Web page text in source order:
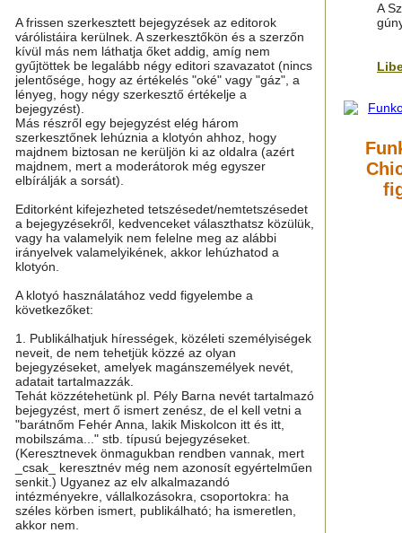
A frissen szerkesztett bejegyzések az editorok
várólistáira kerülnek. A szerkesztőkön és a szerzőn
kívül más nem láthatja őket addig, amíg nem
gyűjtöttek be legalább négy editori szavazatot (nincs
jelentősége, hogy az értékelés "oké" vagy "gáz", a
lényeg, hogy négy szerkesztő értékelje a
bejegyzést).
Más részről egy bejegyzést elég három
szerkesztőnek lehúznia a klotyón ahhoz, hogy
majdnem biztosan ne kerüljön ki az oldalra (azért
majdnem, mert a moderátorok még egyszer
elbírálják a sorsát).
Editorként kifejezheted tetszésedet/nemtetszésedet
a bejegyzésekről, kedvenceket választhatsz közülük,
vagy ha valamelyik nem felelne meg az alábbi
irányelvek valamelyikének, akkor lehúzhatod a
klotyón.
A klotyó használatához vedd figyelembe a
következőket:
1. Publikálhatjuk hírességek, közéleti személyiségek
neveit, de nem tehetjük közzé az olyan
bejegyzéseket, amelyek magánszemélyek nevét,
adatait tartalmazzák.
Tehát közzétehetünk pl. Pély Barna nevét tartalmazó
bejegyzést, mert ő ismert zenész, de el kell vetni a
"barátnőm Fehér Anna, lakik Miskolcon itt és itt,
mobilszáma..." stb. típusú bejegyzéseket.
(Keresztnevek önmagukban rendben vannak, mert
_csak_ keresztnév még nem azonosít egyértelműen
senkit.) Ugyanez az elv alkalmazandó
intézményekre, vállalkozásokra, csoportokra: ha
széles körben ismert, publikálható; ha ismeretlen,
akkor nem.
A